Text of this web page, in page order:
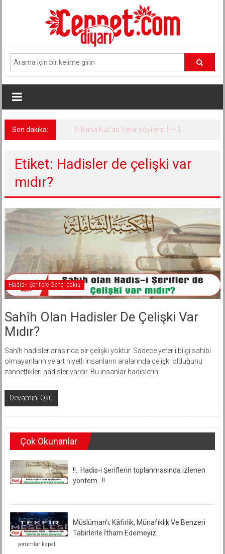
Son dakika: !!..Bana Kur’an Yeter söylemi..!! – 1
Etiket: Hadisler de çelişki var
mıdır?
Hadis-i Şeriflere Genel bakış
Sahîh Olan Hadisler De Çelişki Var
Mıdır?
Sahîh hadisler arasında bir çelişki yoktur. Sadece yeterli bilgi sahibi
olmayanların ve art niyetli insanların aralarında çelişki olduğunu
zannettikleri hadisler vardır. Bu insanlar hadislerin
Devamını Oku
Çok Okunanlar
!!.. Hadis-i Şeriflerin toplanmasında izlenen
yöntem ..!!
Müslüman’ı; Kâfirlik, Münafıklık Ve Benzeri
Tabirlerle İtham Edemeyiz.
Müslüman’ı;
yorumlar kapalı